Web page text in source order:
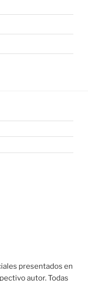
presentados en
autor. Todas